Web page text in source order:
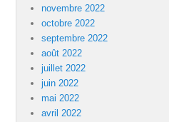
novembre 2022
octobre 2022
septembre 2022
août 2022
juillet 2022
juin 2022
mai 2022
avril 2022